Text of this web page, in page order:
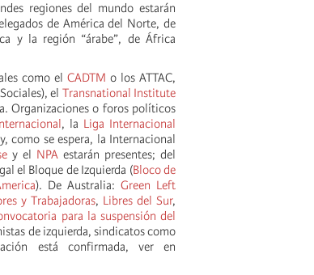
regiones del mundo estarán
de América del Norte, de
y la región “árabe”, de África
como elCADTM o los ATTAC,
el Transnational Institute
Organizaciones o foros políticos
, la Liga Internacional
como se espera, la Internacional
y el NPA estarán presentes; del
el Bloque de Izquierda (Bloco de
). De Australia: Green Left
y Trabajadoras, Libres del Sur,
para la suspensión del
de izquierda, sindicatos como
está confirmada, ver en